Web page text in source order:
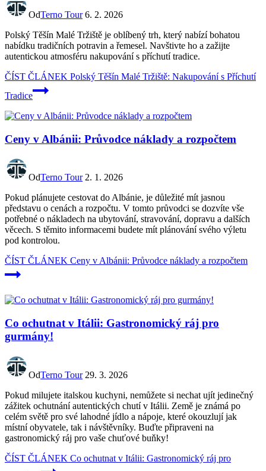
OdTerno Tour 6. 2. 2026
Polský Těšín Malé Tržiště je oblíbený trh, který nabízí bohatou
nabídku tradičních potravin a řemesel. Navštivte ho a zažijte
autentickou atmosféru nakupování s příchutí tradice.
ČÍST ČLÁNEK Polský Těšín Malé Tržiště: Nakupování s Příchutí
Tradice
Ceny v Albánii: Průvodce náklady a rozpočtem
OdTerno Tour 2. 1. 2026
Pokud plánujete cestovat do Albánie, je důležité mít jasnou
představu o cenách a rozpočtu. V tomto průvodci se dozvíte vše
potřebné o nákladech na ubytování, stravování, dopravu a dalších
věcech. S těmito informacemi budete mít plánování svého výletu
pod kontrolou.
ČÍST ČLÁNEK Ceny v Albánii: Průvodce náklady a rozpočtem
Co ochutnat v Itálii: Gastronomický ráj pro
gurmány!
OdTerno Tour 29. 3. 2026
Pokud milujete italskou kuchyni, nemůžete si nechat ujít jedinečný
zážitek ochutnání autentických chutí v Itálii. Země je známá po
celém světě pro své lahodné jídlo a nápoje, které okouzlují jak
místní obyvatele, tak i návštěvníky. Buďte připraveni na
gastronomický ráj pro vaše chuťové buňky!
ČÍST ČLÁNEK Co ochutnat v Itálii: Gastronomický ráj pro